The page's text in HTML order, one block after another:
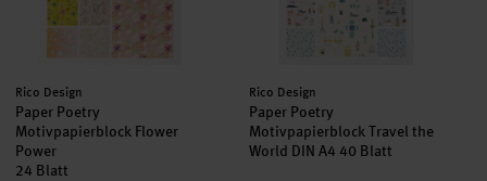
Hersteller:
Rico Design
Paper Poetry
Motivpapierblock Flower
Power
24 Blatt
Hersteller:
Rico Design
Paper Poetry
Motivpapierblock Travel the
World DIN A4 40 Blatt